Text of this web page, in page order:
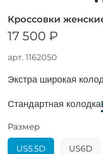
арт. 1162050
Кроссовки
17 500 ₽
Размер
US5.5D US6D
Экстра широкая
Стандартная колодка